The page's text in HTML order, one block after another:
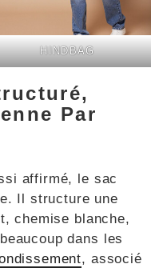
HINDBAG
Par
affirmé, le sac
Il structure une
chemise blanche,
dans les
, associé